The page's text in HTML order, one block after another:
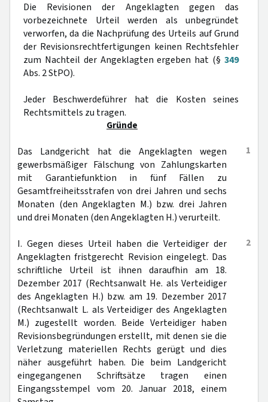
Die Revisionen der Angeklagten gegen das
vorbezeichnete Urteil werden als unbegründet
verworfen, da die Nachprüfung des Urteils auf Grund
der Revisionsrechtfertigungen keinen Rechtsfehler
zum Nachteil der Angeklagten ergeben hat (§ 349
Abs. 2 StPO).
Jeder Beschwerdeführer hat die Kosten seines
Rechtsmittels zu tragen.
Gründe
1
Das Landgericht hat die Angeklagten wegen
gewerbsmäßiger Fälschung von Zahlungskarten
mit Garantiefunktion in fünf Fällen zu
Gesamtfreiheitsstrafen von drei Jahren und sechs
Monaten (den Angeklagten M.) bzw. drei Jahren
und drei Monaten (den Angeklagten H.) verurteilt.
2
I. Gegen dieses Urteil haben die Verteidiger der
Angeklagten fristgerecht Revision eingelegt. Das
schriftliche Urteil ist ihnen daraufhin am 18.
Dezember 2017 (Rechtsanwalt He. als Verteidiger
des Angeklagten H.) bzw. am 19. Dezember 2017
(Rechtsanwalt L. als Verteidiger des Angeklagten
M.) zugestellt worden. Beide Verteidiger haben
Revisionsbegründungen erstellt, mit denen sie die
Verletzung materiellen Rechts gerügt und dies
näher ausgeführt haben. Die beim Landgericht
eingegangenen Schriftsätze tragen einen
Eingangsstempel vom 20. Januar 2018, einem